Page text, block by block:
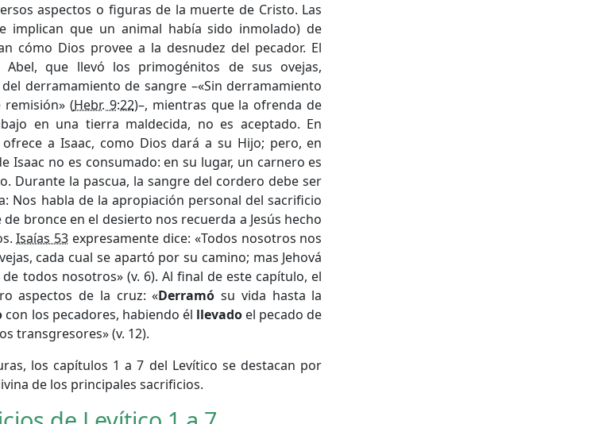
aspectos o figuras de la muerte de Cristo. Las
implican que un animal había sido inmolado) de
cómo Dios provee a la desnudez del pecador. El
que llevó los primogénitos de sus ovejas,
derramamiento de sangre –«Sin derramamiento
(Hebr. 9:22)–, mientras que la ofrenda de
en una tierra maldecida, no es aceptado. En
a Isaac, como Dios dará a su Hijo; pero, en
Isaac no es consumado: en su lugar, un carnero es
Durante la pascua, la sangre del cordero debe ser
Nos habla de la apropiación personal del sacrificio
bronce en el desierto nos recuerda a Jesús hecho
Isaías 53 expresamente dice: «Todos nosotros nos
cada cual se apartó por su camino; mas Jehová
todos nosotros» (v. 6). Al final de este capítulo, el
aspectos de la cruz: «Derramó su vida hasta la
con los pecadores, habiendo él llevado el pecado de
transgresores» (v. 12).
los capítulos 1 a 7 del Levítico se destacan por
de los principales sacrificios.